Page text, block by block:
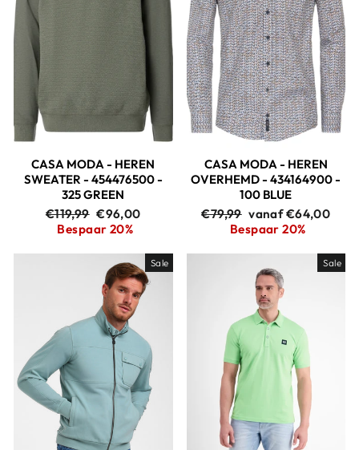
CASA MODA - HEREN
SWEATER - 454476500 -
325 GREEN
Adviesprijs
€119,99 Aanbiedingsprijs
€96,00
Bespaar 20%
CASA MODA - HEREN
OVERHEMD - 434164900 -
100 BLUE
Adviesprijs
€79,99 Aanbiedingsprijs
vanaf €64,00
Bespaar 20%
Sale Sale